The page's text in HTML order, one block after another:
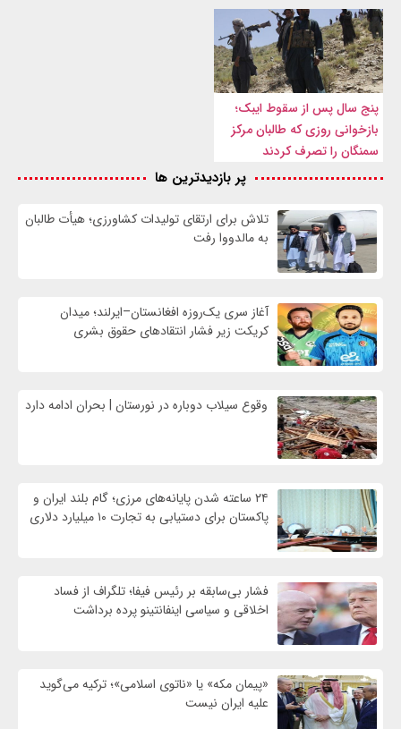
پنج سال پس از سقوط ایبک؛
بازخوانی روزی که طالبان مرکز
سمنگان را تصرف کردند
پر بازدیدترین ها
تلاش برای ارتقای تولیدات کشاورزی؛ هیأت طالبان
به مالدووا رفت
آغاز سری یک‌روزه افغانستان–ایرلند؛ میدان
کریکت زیر فشار انتقادهای حقوق بشری
وقوع سیلاب دوباره در نورستان | بحران ادامه دارد
۲۴ ساعته شدن پایانه‌های مرزی؛ گام بلند ایران و
پاکستان برای دستیابی به تجارت ۱۰ میلیارد دلاری
فشار بی‌سابقه بر رئیس فیفا؛ تلگراف از فساد
اخلاقی و سیاسی اینفانتینو پرده برداشت
«پیمان مکه» یا «ناتوی اسلامی»؛ ترکیه می‌گوید
علیه ایران نیست